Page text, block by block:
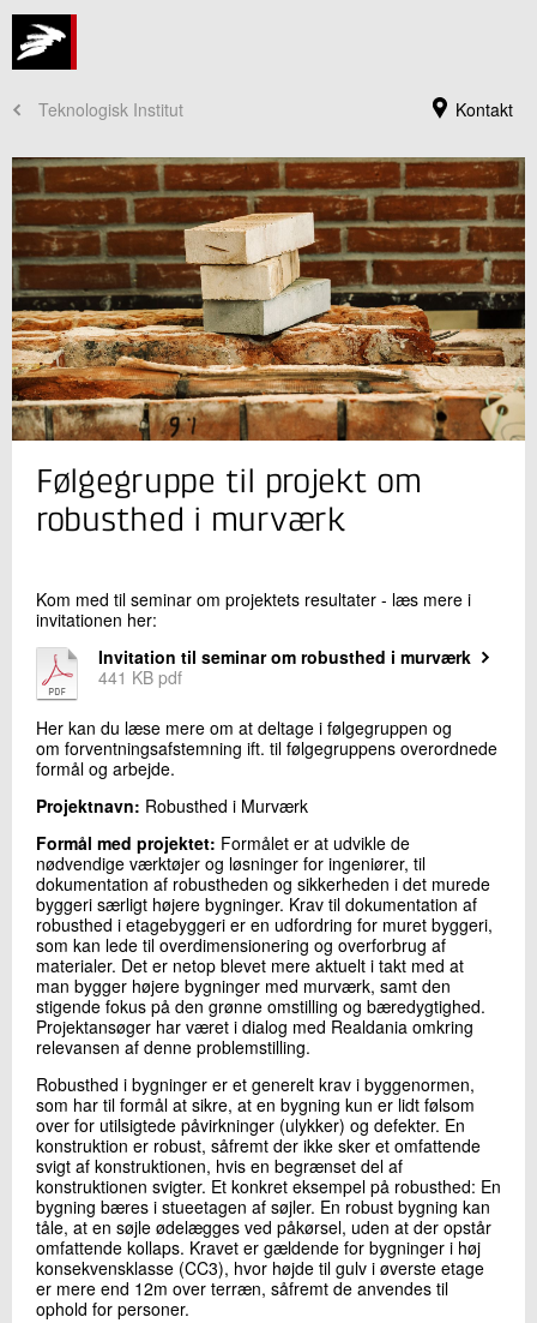
Kontakt
Teknologisk Institut
Jeg er din kontaktperson
Arash Ehtesham
Forretningsleder, civilingeniør
Murværk
Skriv til mig
Send
Følgegruppe til projekt om
robusthed i murværk
Kom med til seminar om projektets resultater - læs mere i
invitationen her:
Invitation til seminar om robusthed i murværk
441 KB pdf
Her kan du læse mere om at deltage i følgegruppen og
om forventningsafstemning ift. til følgegruppens overordnede
formål og arbejde.
Projektnavn: Robusthed i Murværk
Formål med projektet: Formålet er at udvikle de
nødvendige værktøjer og løsninger for ingeniører, til
dokumentation af robustheden og sikkerheden i det murede
byggeri særligt højere bygninger. Krav til dokumentation af
robusthed i etagebyggeri er en udfordring for muret byggeri,
som kan lede til overdimensionering og overforbrug af
materialer. Det er netop blevet mere aktuelt i takt med at
man bygger højere bygninger med murværk, samt den
stigende fokus på den grønne omstilling og bæredygtighed.
Projektansøger har været i dialog med Realdania omkring
relevansen af denne problemstilling.
Robusthed i bygninger er et generelt krav i byggenormen,
som har til formål at sikre, at en bygning kun er lidt følsom
over for utilsigtede påvirkninger (ulykker) og defekter. En
konstruktion er robust, såfremt der ikke sker et omfattende
svigt af konstruktionen, hvis en begrænset del af
konstruktionen svigter. Et konkret eksempel på robusthed: En
bygning bæres i stueetagen af søjler. En robust bygning kan
tåle, at en søjle ødelægges ved påkørsel, uden at der opstår
omfattende kollaps. Kravet er gældende for bygninger i høj
konsekvensklasse (CC3), hvor højde til gulv i øverste etage
er mere end 12m over terræn, såfremt de anvendes til
ophold for personer.